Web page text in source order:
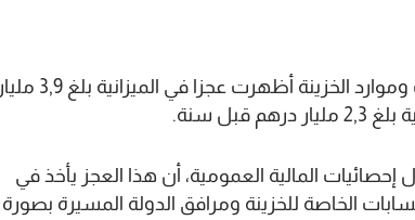
أفادت الخزينة العامة للمملكة بأن وضعية تحملات وموارد الخزينة أظهرت عجزا في الميزانية بلغ 3,9 مليار
المالية العمومية، أن هذا العجز يأخذ في
16,6 مليار درهم من الحسابات الخاصة للخزينة ومرافق الدولة المسيرة بصورة